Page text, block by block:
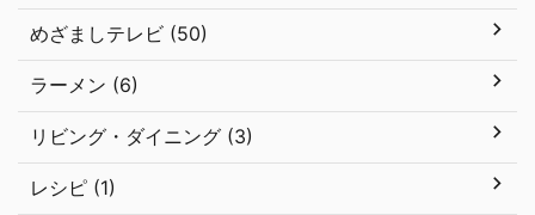
めざましテレビ (50)
ラーメン (6)
リビング・ダイニング (3)
レシピ (1)